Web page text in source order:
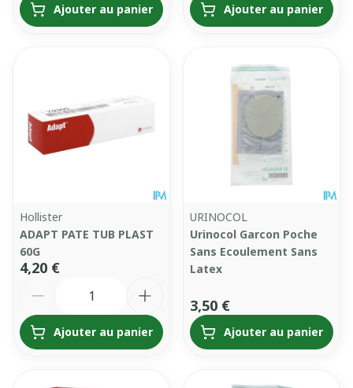
Ajouter au panier Ajouter au panier
Hollister
ADAPT PATE TUB PLAST
60G
4,20 €
Ajouter au panier
URINOCOL
Urinocol Garcon Poche
Sans Ecoulement Sans
Latex
3,50 €
Ajouter au panier